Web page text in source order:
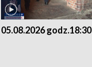
05.08.2026 godz.18:30